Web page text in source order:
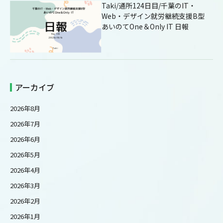
Taki/通所124日目/千葉のIT・
Web・デザイン就労継続支援B型
あいのてOne＆Only IT 日報
アーカイブ
2026年8月
2026年7月
2026年6月
2026年5月
2026年4月
2026年3月
2026年2月
2026年1月